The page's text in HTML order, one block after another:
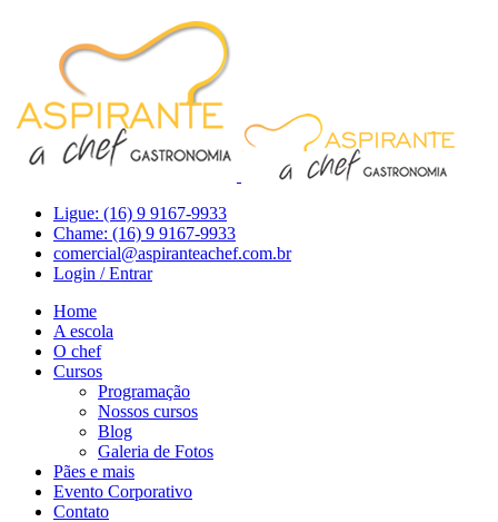
Ligue: (16) 9 9167-9933
Chame: (16) 9 9167-9933
comercial@aspiranteachef.com.br
Login / Entrar
Home
A escola
O chef
Cursos
Programação
Nossos cursos
Blog
Galeria de Fotos
Pães e mais
Evento Corporativo
Contato